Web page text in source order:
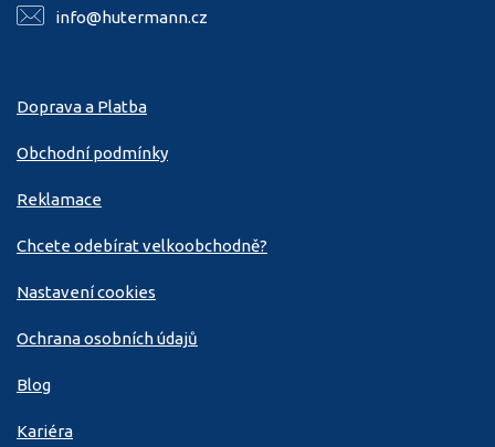
info@hutermann.cz
Doprava a Platba
Obchodní podmínky
Reklamace
Chcete odebírat velkoobchodně?
Nastavení cookies
Ochrana osobních údajů
Blog
Kariéra